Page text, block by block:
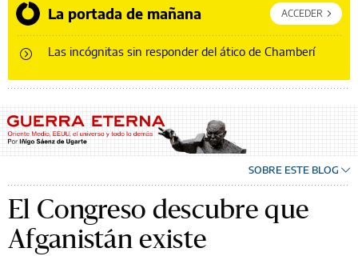
La portada de mañana ACCEDER
Las incógnitas sin responder del ático de Chamberí
SOBRE ESTE BLOG
El Congreso descubre que
Afganistán existe